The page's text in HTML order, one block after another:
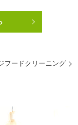
フードクリーニング